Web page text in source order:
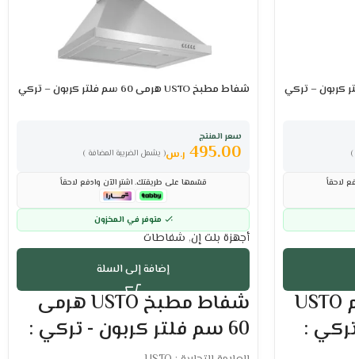
)
لاحقاً
شفاط مطبخ 90 سم USTO
:
شفاط مطبخ USTO هرمى 60 سم فلتر كربون – تركي
سعر المنتج
( يشمل الضريبة المضافة ) 495.00 ر.س
قسّمها على طريقتك. اشترِ الآن وادفع لاحقاً
متوفر في المخزون
أجهزة بلت إن, شفاطات
إضافة إلى السلة
شفاط مطبخ USTO هرمى
60 سم فلتر كربون - تركي :